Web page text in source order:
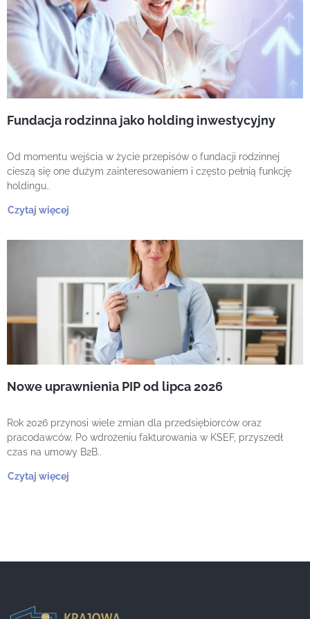
Fundacja rodzinna jako holding inwestycyjny
Od momentu wejścia w życie przepisów o fundacji rodzinnej
cieszą się one dużym zainteresowaniem i często pełnią funkcję
holdingu..
Czytaj więcej
Nowe uprawnienia PIP od lipca 2026
Rok 2026 przynosi wiele zmian dla przedsiębiorców oraz
pracodawców. Po wdrożeniu fakturowania w KSEF, przyszedł
czas na umowy B2B..
Czytaj więcej